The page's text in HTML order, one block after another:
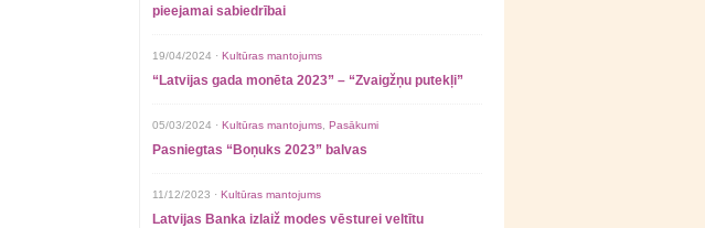
pieejamai sabiedrībai
19/04/2024 · Kultūras mantojums
“Latvijas gada monēta 2023” – “Zvaigžņu putekļi”
05/03/2024 · Kultūras mantojums Pasākumi
Pasniegtas “Boņuks 2023” balvas
11/12/2023 · Kultūras mantojums
Latvijas Banka izlaiž modes vēsturei veltītu